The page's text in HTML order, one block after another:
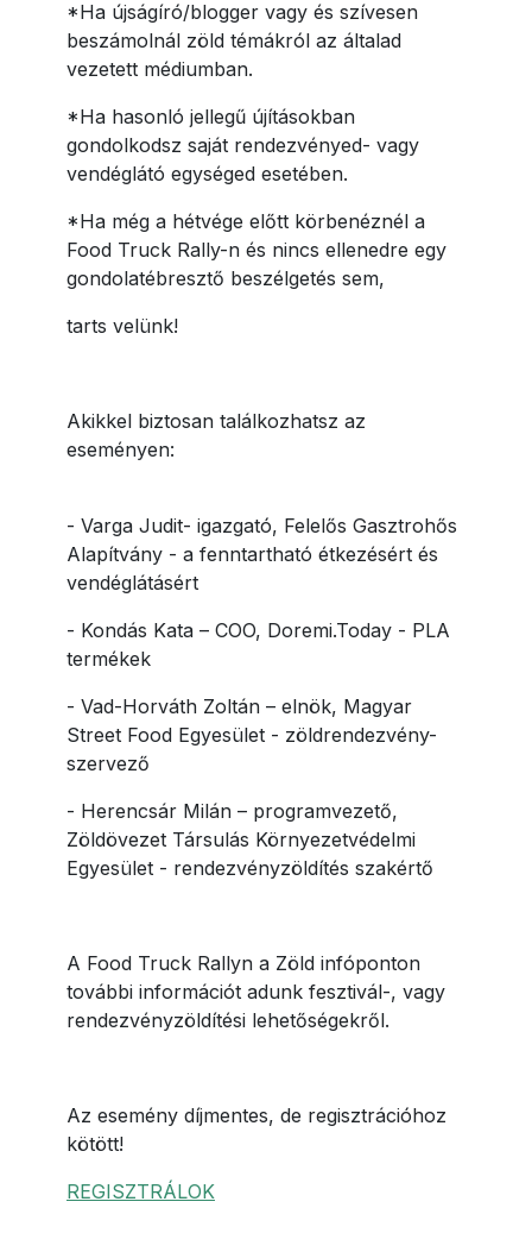
*Ha újságíró/blogger vagy és szívesen
beszámolnál zöld témákról az általad
vezetett médiumban.
*Ha hasonló jellegű újításokban
gondolkodsz saját rendezvényed- vagy
vendéglátó egységed esetében.
*Ha még a hétvége előtt körbenéznél a
Food Truck Rally-n és nincs ellenedre egy
gondolatébresztő beszélgetés sem,
tarts velünk!
Akikkel biztosan találkozhatsz az
eseményen:
- Varga Judit- igazgató, Felelős Gasztrohős
Alapítvány - a fenntartható étkezésért és
vendéglátásért
- Kondás Kata – COO, Doremi.Today - PLA
termékek
- Vad-Horváth Zoltán – elnök, Magyar
Street Food Egyesület - zöldrendezvény-
szervező
- Herencsár Milán – programvezető,
Zöldövezet Társulás Környezetvédelmi
Egyesület - rendezvényzöldítés szakértő
A Food Truck Rallyn a Zöld infóponton
további információt adunk fesztivál-, vagy
rendezvényzöldítési lehetőségekről.
Az esemény díjmentes, de regisztrációhoz
kötött!
REGISZTRÁLOK